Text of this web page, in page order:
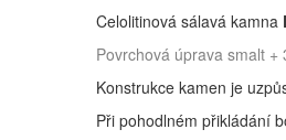
Celolitinová sálavá kamna
Povrchová úprava smalt +
Konstrukce kamen je
Při pohodlném přikládání